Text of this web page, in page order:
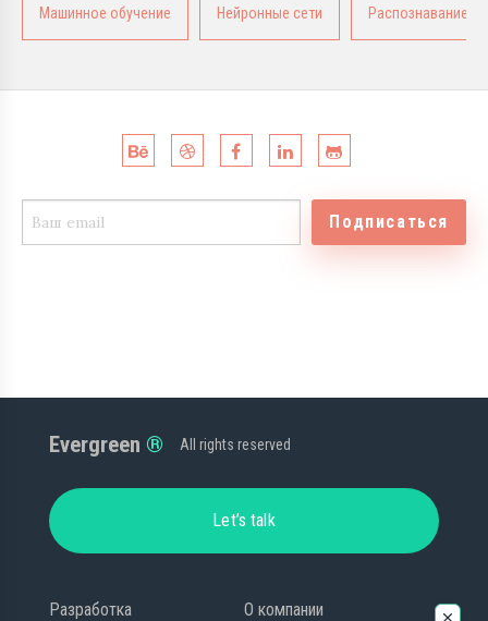
Машинное обучение Нейронные сети Распознавание
Подписаться
Evergreen All rights reserved
Let’s talk
Разработка О компании